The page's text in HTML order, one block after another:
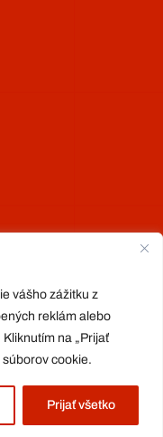
vášho zážitku z
reklám alebo
na „Prijať
cookie.
Prijať všetko
práva vyhradené.